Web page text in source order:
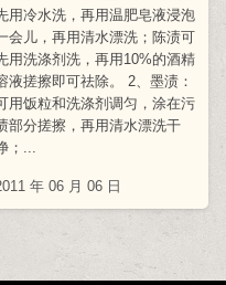
用冷水洗，再用温肥皂液浸泡
会儿，再用清水漂洗；陈渍可
用洗涤剂洗，再用10%的酒精
液搓擦即可祛除。 2、墨渍：
用饭粒和洗涤剂调匀，涂在污
部分搓擦，再用清水漂洗干
；...
年 06 月 06 日